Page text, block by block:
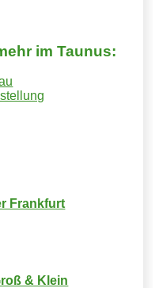
im Taunus:
Frankfurt
& Klein